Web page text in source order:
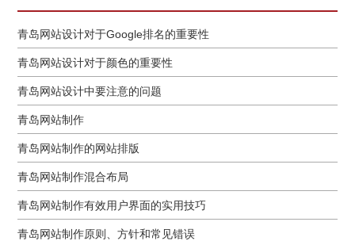
青岛网站设计对于Google排名的重要性
青岛网站设计对于颜色的重要性
青岛网站设计中要注意的问题
青岛网站制作
青岛网站制作的网站排版
青岛网站制作混合布局
青岛网站制作有效用户界面的实用技巧
青岛网站制作原则、方针和常见错误